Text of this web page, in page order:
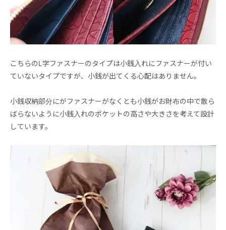
こちらのL字ファスナーのタイプは小銭入れにファスナーが付い
ていないタイプですが、小銭が出てくる心配はありません。
小銭収納部分にがファスナーがなくとも小銭がお財布の中で散ら
ばらないように小銭入れのポケットの高さや大きさを考えて設計
しています。